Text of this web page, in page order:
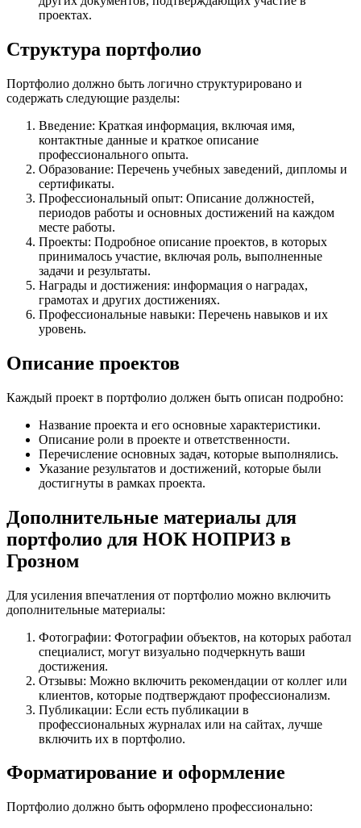
проектах.
Структура портфолио
Портфолио должно быть логично структурировано и
содержать следующие разделы:
Введение: Краткая информация, включая имя,
контактные данные и краткое описание
профессионального опыта.
Образование: Перечень учебных заведений, дипломы и
сертификаты.
Профессиональный опыт: Описание должностей,
периодов работы и основных достижений на каждом
месте работы.
Проекты: Подробное описание проектов, в которых
принималось участие, включая роль, выполненные
задачи и результаты.
Награды и достижения: информация о наградах,
грамотах и других достижениях.
Профессиональные навыки: Перечень навыков и их
уровень.
Описание проектов
Каждый проект в портфолио должен быть описан подробно:
Название проекта и его основные характеристики.
Описание роли в проекте и ответственности.
Перечисление основных задач, которые выполнялись.
Указание результатов и достижений, которые были
достигнуты в рамках проекта.
Дополнительные материалы для
портфолио для НОК НОПРИЗ в
Грозном
Для усиления впечатления от портфолио можно включить
дополнительные материалы:
Фотографии: Фотографии объектов, на которых работал
специалист, могут визуально подчеркнуть ваши
достижения.
Отзывы: Можно включить рекомендации от коллег или
клиентов, которые подтверждают профессионализм.
Публикации: Если есть публикации в
профессиональных журналах или на сайтах, лучше
включить их в портфолио.
Форматирование и оформление
Портфолио должно быть оформлено профессионально: